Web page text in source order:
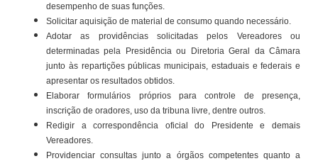
desempenho de suas funções.
Solicitar aquisição de material de consumo quando necessário.
Adotar as providências solicitadas pelos Vereadores ou
determinadas pela Presidência ou Diretoria Geral da Câmara
junto às repartições públicas municipais, estaduais e federais e
apresentar os resultados obtidos.
Elaborar formulários próprios para controle de presença,
inscrição de oradores, uso da tribuna livre, dentre outros.
Redigir a correspondência oficial do Presidente e demais
Vereadores.
Providenciar consultas junto a órgãos competentes quanto a